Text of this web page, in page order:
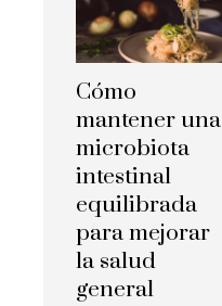
Cómo
mantener una
microbiota
intestinal
equilibrada
para mejorar
la salud
general